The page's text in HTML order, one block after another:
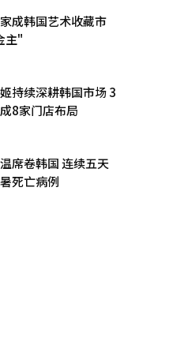
成韩国艺术收藏市
主"
持续深耕韩国市场 3
8家门店布局
席卷韩国 连续五天
死亡病例